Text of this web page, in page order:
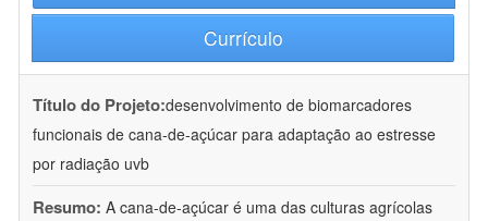
Currículo
Título do Projeto:desenvolvimento de biomarcadores
funcionais de cana-de-açúcar para adaptação ao estresse
por radiação uvb
Resumo: A cana-de-açúcar é uma das culturas agrícolas